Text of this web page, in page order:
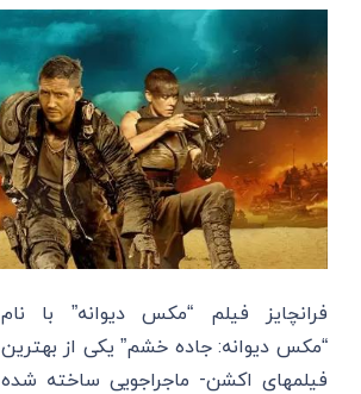
فرانچایز فیلم “مکس دیوانه” با نام
“مکس دیوانه: جاده خشم” یکی از بهترین
فیلمهای اکشن- ماجراجویی ساخته شده